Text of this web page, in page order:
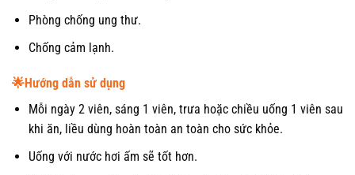
Phòng chống ung thư.
Chống cảm lạnh.
🌟Hướng dẫn sử dụng
Mỗi ngày 2 viên, sáng 1 viên, trưa hoặc chiều uống 1 viên sau
khi ăn, liều dùng hoàn toàn an toàn cho sức khỏe.
Uống với nước hơi ấm sẽ tốt hơn.